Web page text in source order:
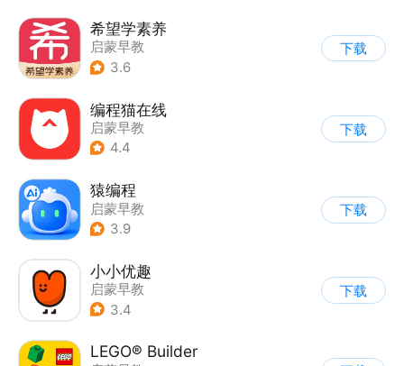
希望学素养
启蒙早教
3.6
下载
编程猫在线
启蒙早教
4.4
下载
猿编程
启蒙早教
3.9
下载
小小优趣
启蒙早教
3.4
下载
LEGO® Builder